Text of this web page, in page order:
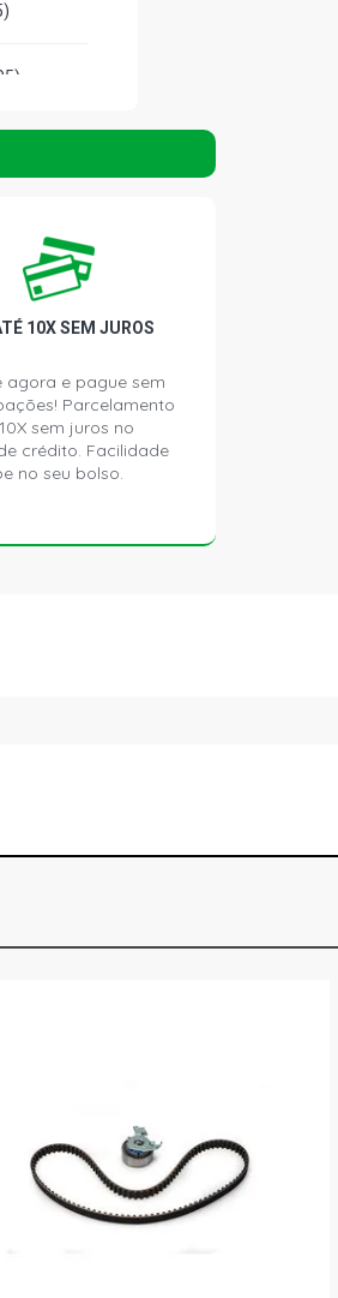
- 1995)
- 1995)
- 1995)
-
10X SEM JUROS
agora e pague sem
Parcelamento
sem juros no
crédito. Facilidade
no seu bolso.